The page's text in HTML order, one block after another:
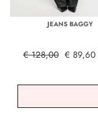
JEANS BAGGY
€ 128,00 € 89,60